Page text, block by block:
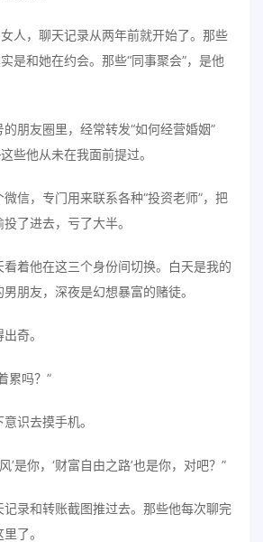
人，聊天记录从两年前就开始了。那些
是和她在约会。那些“同事聚会”，是他
朋友圈里，经常转发“如何经营婚姻”
些他从未在我面前提过。
信，专门用来联系各种“投资老师”，把
了进去，亏了大半。
着他在这三个身份间切换。白天是我的
朋友，深夜是幻想暴富的赌徒。
奇。
累吗？”
识去摸手机。
’是你，‘财富自由之路’也是你，对吧？”
录和转账截图推过去。那些他每次聊完
了。